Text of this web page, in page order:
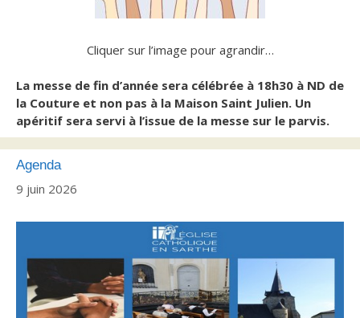
Cliquer sur l’image pour agrandir…
La messe de fin d’année sera célébrée à 18h30 à ND de
la Couture et non pas à la Maison Saint Julien. Un
apéritif sera servi à l’issue de la messe sur le parvis.
Agenda
9 juin 2026